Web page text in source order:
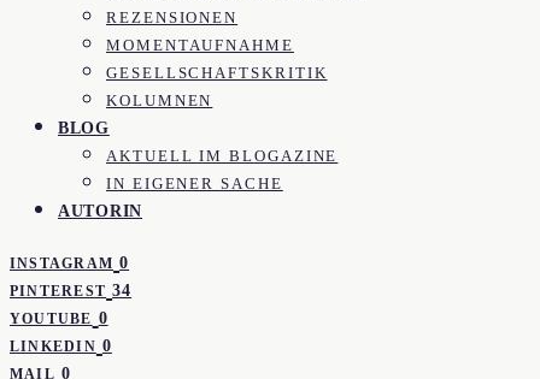
REZENSIONEN
MOMENTAUFNAHME
GESELLSCHAFTSKRITIK
KOLUMNEN
BLOG
AKTUELL IM BLOGAZINE
IN EIGENER SACHE
AUTORIN
INSTAGRAM 0
PINTEREST 34
YOUTUBE 0
LINKEDIN 0
MAIL 0